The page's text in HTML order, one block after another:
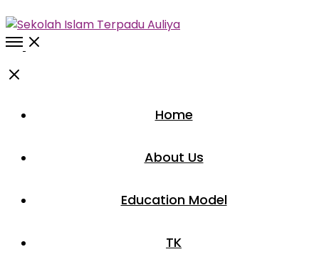
Open
Close
Home
About Us
Education Model
TK